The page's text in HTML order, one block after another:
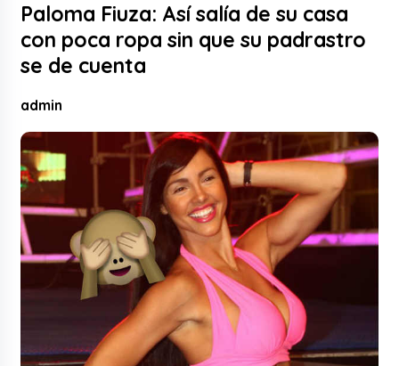
Paloma Fiuza: Así salía de su casa
con poca ropa sin que su padrastro
se de cuenta
admin